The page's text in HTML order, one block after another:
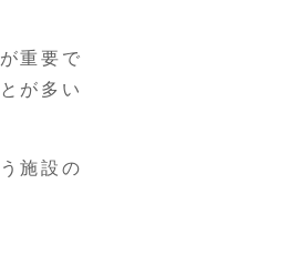
重要で
が多い
施設の